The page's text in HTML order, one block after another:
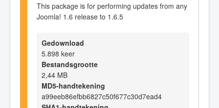
This package is for performing updates from any
Joomla! 1.6 release to 1.6.5
Gedownload
5.898 keer
Bestandsgrootte
2,44 MB
MD5-handtekening
a99eeb86efbb6827c50f677c30d7ead4